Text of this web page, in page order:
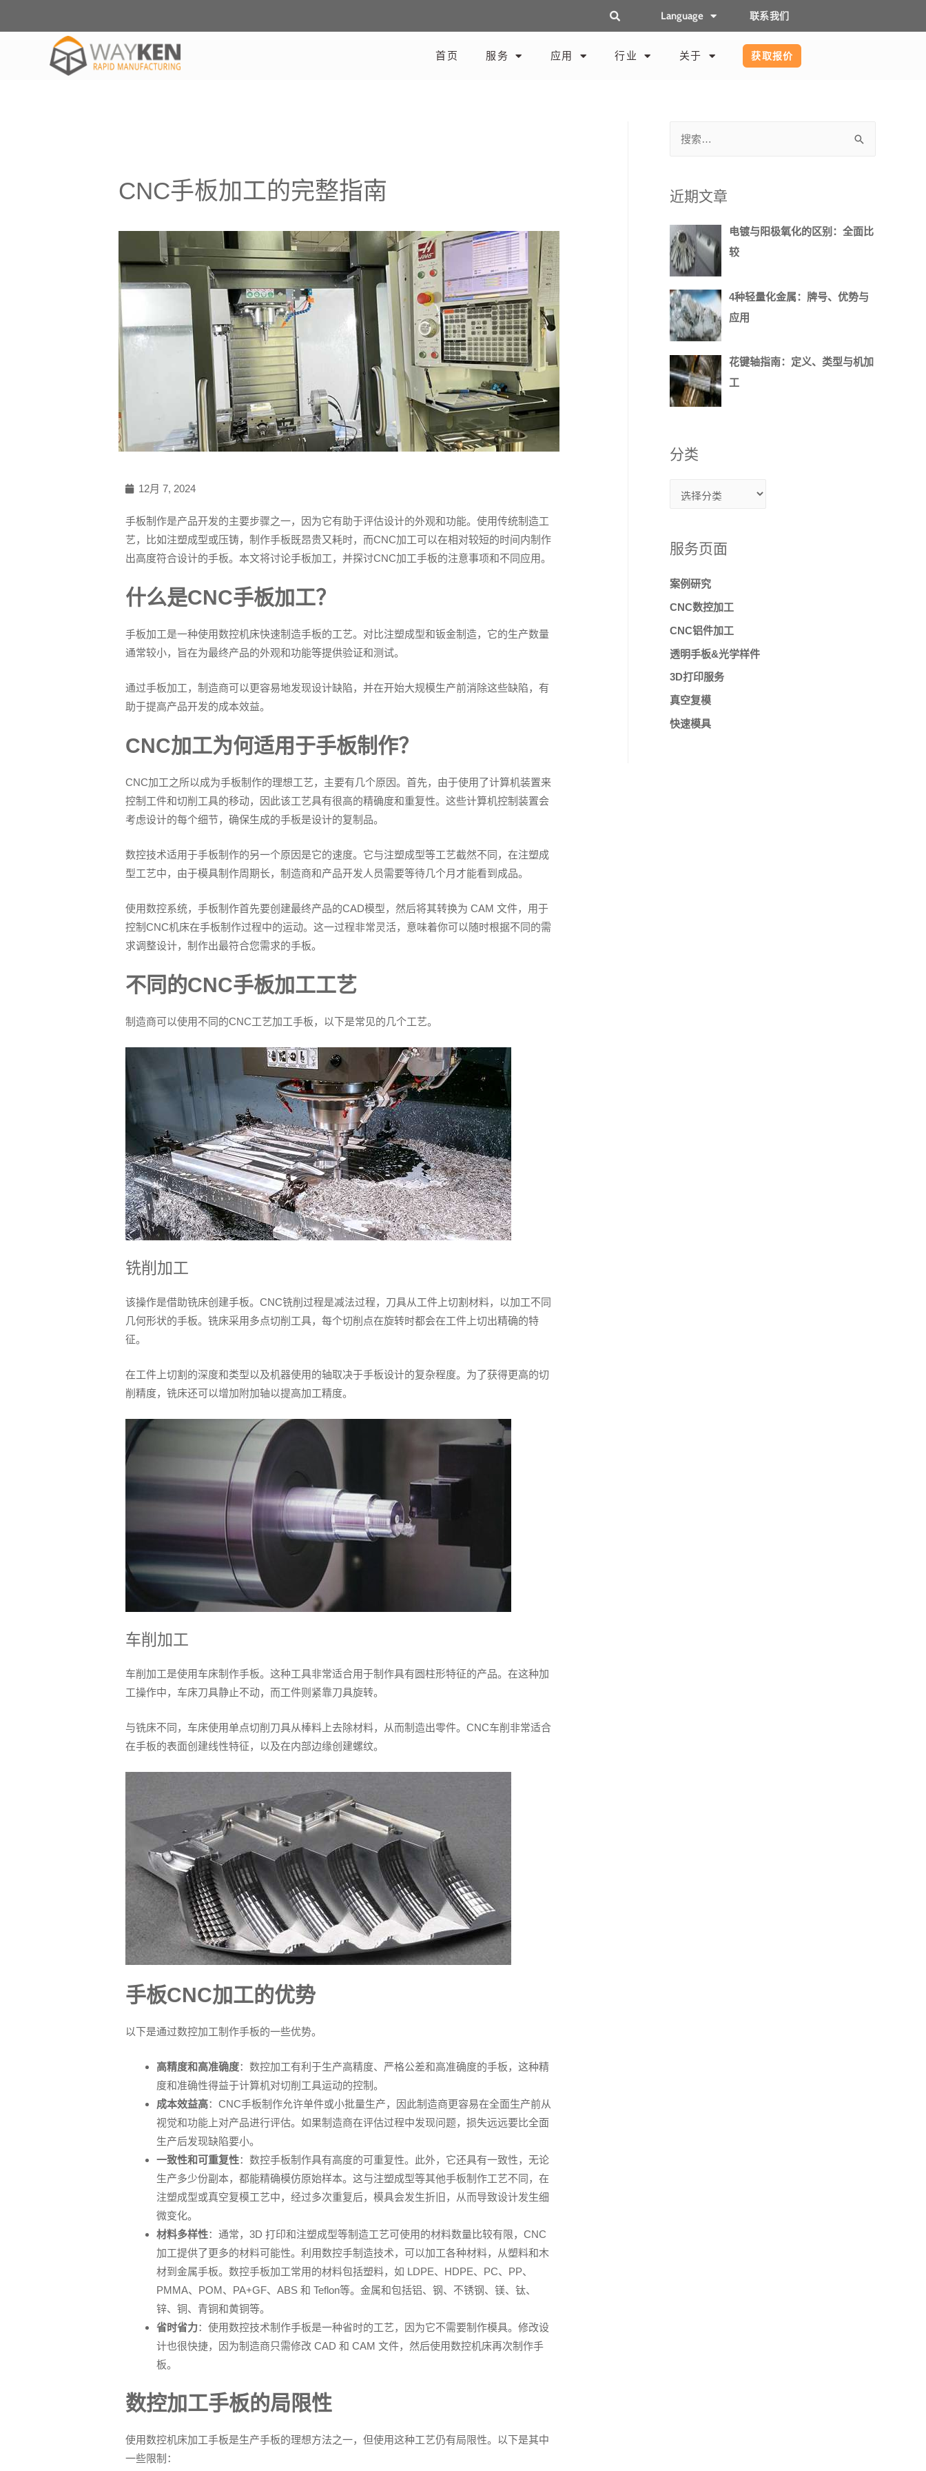
Language 联系我们
首页 服务 应用 行业 关于 获取报价
CNC手板加工的完整指南
12月 7, 2024
手板制作是产品开发的主要步骤之一，因为它有助于评估设计的外观和功能。使用传统制造工
艺，比如注塑成型或压铸，制作手板既昂贵又耗时，而CNC加工可以在相对较短的时间内制作
出高度符合设计的手板。本文将讨论手板加工，并探讨CNC加工手板的注意事项和不同应用。
什么是CNC手板加工？
手板加工是一种使用数控机床快速制造手板的工艺。对比注塑成型和钣金制造，它的生产数量
通常较小，旨在为最终产品的外观和功能等提供验证和测试。
通过手板加工，制造商可以更容易地发现设计缺陷，并在开始大规模生产前消除这些缺陷，有
助于提高产品开发的成本效益。
CNC加工为何适用于手板制作？
CNC加工之所以成为手板制作的理想工艺，主要有几个原因。首先，由于使用了计算机装置来
控制工件和切削工具的移动，因此该工艺具有很高的精确度和重复性。这些计算机控制装置会
考虑设计的每个细节，确保生成的手板是设计的复制品。
数控技术适用于手板制作的另一个原因是它的速度。它与注塑成型等工艺截然不同，在注塑成
型工艺中，由于模具制作周期长，制造商和产品开发人员需要等待几个月才能看到成品。
使用数控系统，手板制作首先要创建最终产品的CAD模型，然后将其转换为 CAM 文件，用于
控制CNC机床在手板制作过程中的运动。这一过程非常灵活，意味着你可以随时根据不同的需
求调整设计，制作出最符合您需求的手板。
不同的CNC手板加工工艺
制造商可以使用不同的CNC工艺加工手板，以下是常见的几个工艺。
铣削加工
该操作是借助铣床创建手板。CNC铣削过程是减法过程，刀具从工件上切割材料，以加工不同
几何形状的手板。铣床采用多点切削工具，每个切削点在旋转时都会在工件上切出精确的特
征。
在工件上切割的深度和类型以及机器使用的轴取决于手板设计的复杂程度。为了获得更高的切
削精度，铣床还可以增加附加轴以提高加工精度。
车削加工
车削加工是使用车床制作手板。这种工具非常适合用于制作具有圆柱形特征的产品。在这种加
工操作中，车床刀具静止不动，而工件则紧靠刀具旋转。
与铣床不同，车床使用单点切削刀具从棒料上去除材料，从而制造出零件。CNC车削非常适合
在手板的表面创建线性特征，以及在内部边缘创建螺纹。
手板CNC加工的优势
以下是通过数控加工制作手板的一些优势。
高精度和高准确度：数控加工有利于生产高精度、严格公差和高准确度的手板，这种精
度和准确性得益于计算机对切削工具运动的控制。
成本效益高：CNC手板制作允许单件或小批量生产，因此制造商更容易在全面生产前从
视觉和功能上对产品进行评估。如果制造商在评估过程中发现问题，损失远远要比全面
生产后发现缺陷要小。
一致性和可重复性：数控手板制作具有高度的可重复性。此外，它还具有一致性，无论
生产多少份副本，都能精确模仿原始样本。这与注塑成型等其他手板制作工艺不同，在
注塑成型或真空复模工艺中，经过多次重复后，模具会发生折旧，从而导致设计发生细
微变化。
材料多样性：通常，3D 打印和注塑成型等制造工艺可使用的材料数量比较有限，CNC
加工提供了更多的材料可能性。利用数控手制造技术，可以加工各种材料，从塑料和木
材到金属手板。数控手板加工常用的材料包括塑料，如 LDPE、HDPE、PC、PP、
PMMA、POM、PA+GF、ABS 和 Teflon等。金属和包括铝、钢、不锈钢、镁、钛、
锌、铜、青铜和黄铜等。
省时省力：使用数控技术制作手板是一种省时的工艺，因为它不需要制作模具。修改设
计也很快捷，因为制造商只需修改 CAD 和 CAM 文件，然后使用数控机床再次制作手
板。
数控加工手板的局限性
使用数控机床加工手板是生产手板的理想方法之一，但使用这种工艺仍有局限性。以下是其中
一些限制：
近期文章
电镀与阳极氧化的区别：全面比
较
4种轻量化金属：牌号、优势与
应用
花键轴指南：定义、类型与机加
工
分类
服务页面
案例研究
CNC数控加工
CNC铝件加工
透明手板&光学样件
3D打印服务
真空复模
快速模具